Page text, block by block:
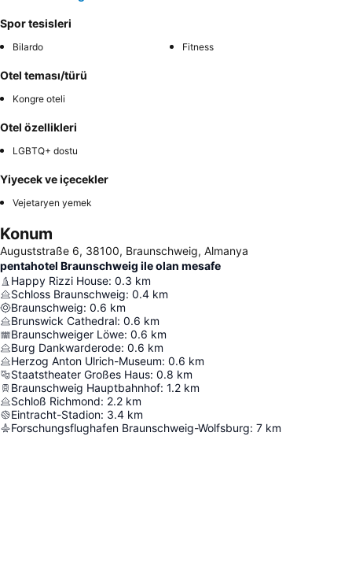
Spor tesisleri
Bilardo Fitness
Otel teması/türü
Kongre oteli
Otel özellikleri
LGBTQ+ dostu
Yiyecek ve içecekler
Vejetaryen yemek
Konum
Auguststraße 6, 38100, Braunschweig, Almanya
pentahotel Braunschweig ile olan mesafe
Happy Rizzi House: 0.3 km
Schloss Braunschweig: 0.4 km
Braunschweig: 0.6 km
Brunswick Cathedral: 0.6 km
Braunschweiger Löwe: 0.6 km
Burg Dankwarderode: 0.6 km
Herzog Anton Ulrich-Museum: 0.6 km
Staatstheater Großes Haus: 0.8 km
Braunschweig Hauptbahnhof: 1.2 km
Schloß Richmond: 2.2 km
Eintracht-Stadion: 3.4 km
Forschungsflughafen Braunschweig-Wolfsburg: 7 km